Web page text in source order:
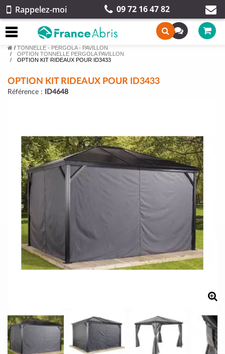
Rappelez-moi 09 72 16 47 82
/ TONNELLE - PERGOLA - PAVILLON
OPTION TONNELLE PERGOLA PAVILLON
OPTION KIT RIDEAUX POUR ID3433
OPTION KIT RIDEAUX POUR ID3433
Référence : ID4648